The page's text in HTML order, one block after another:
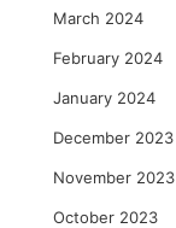
March 2024
February 2024
January 2024
December 2023
November 2023
October 2023